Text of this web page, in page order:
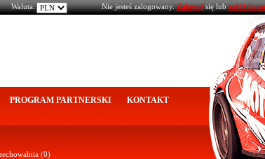
Nie jesteś zalogowany.Zalogujsię lubzałóż
PROGRAM PARTNERSKI KONTAKT
(0)
Waluta: